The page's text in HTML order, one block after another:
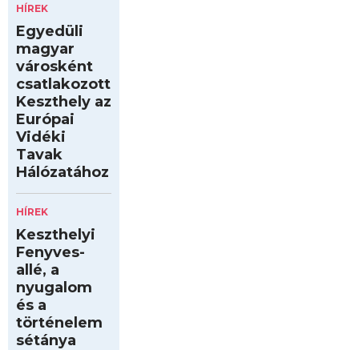
HÍREK
Egyedüli
magyar
városként
csatlakozott
Keszthely az
Európai
Vidéki
Tavak
Hálózatához
HÍREK
Keszthelyi
Fenyves-
allé, a
nyugalom
és a
történelem
sétánya